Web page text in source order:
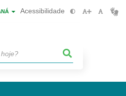
Acessibilidade